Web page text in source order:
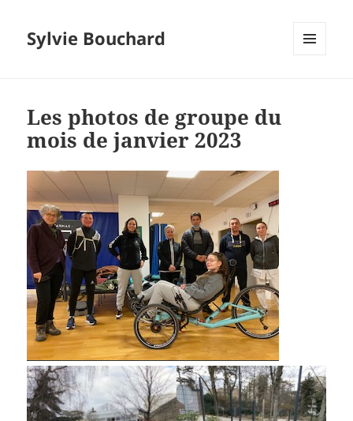
Sylvie Bouchard
Les photos de groupe du
mois de janvier 2023